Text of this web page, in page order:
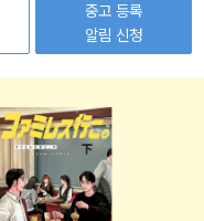
중고 등록
알림 신청